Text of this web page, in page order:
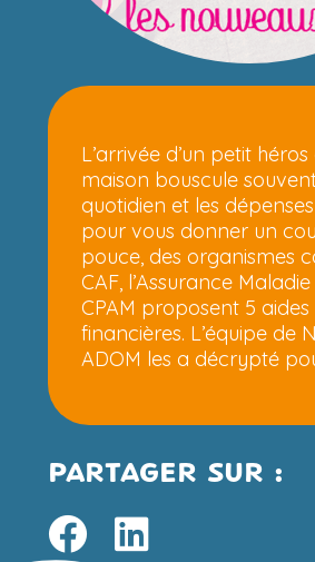
L’arrivée d’un petit
maison bouscule
quotidien et les
pour vous donner un
pouce, des organismes
CAF, l’Assurance
CPAM proposent 5 aides
financières. L’équipe de
ADOM les a décrypté
PARTAGER SUR :